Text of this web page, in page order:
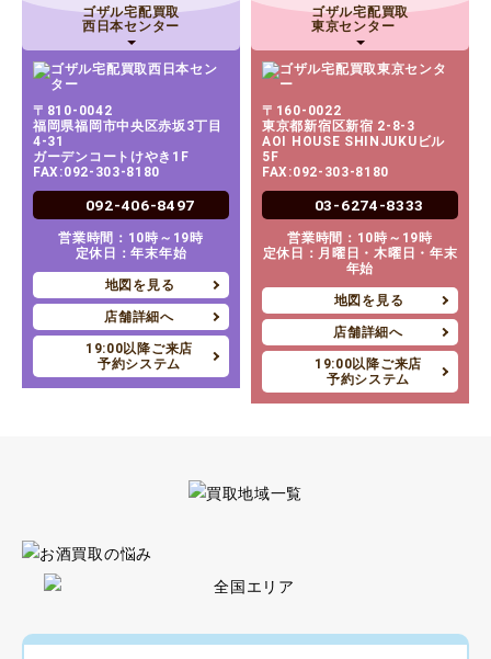
ゴザル宅配買取
西日本センター
〒810-0042
福岡県福岡市中央区赤坂3丁目
4-31
ガーデンコートけやき1F
FAX:092-303-8180
092-406-8497
営業時間：10時～19時
定休日：年末年始
地図を見る
店舗詳細へ
19:00以降ご来店
予約システム
ゴザル宅配買取
東京センター
〒160-0022
東京都新宿区新宿 2-8-3
AOI HOUSE SHINJUKUビル
5F
FAX:092-303-8180
03-6274-8333
営業時間：10時～19時
定休日：月曜日・木曜日・年末
年始
地図を見る
店舗詳細へ
19:00以降ご来店
予約システム